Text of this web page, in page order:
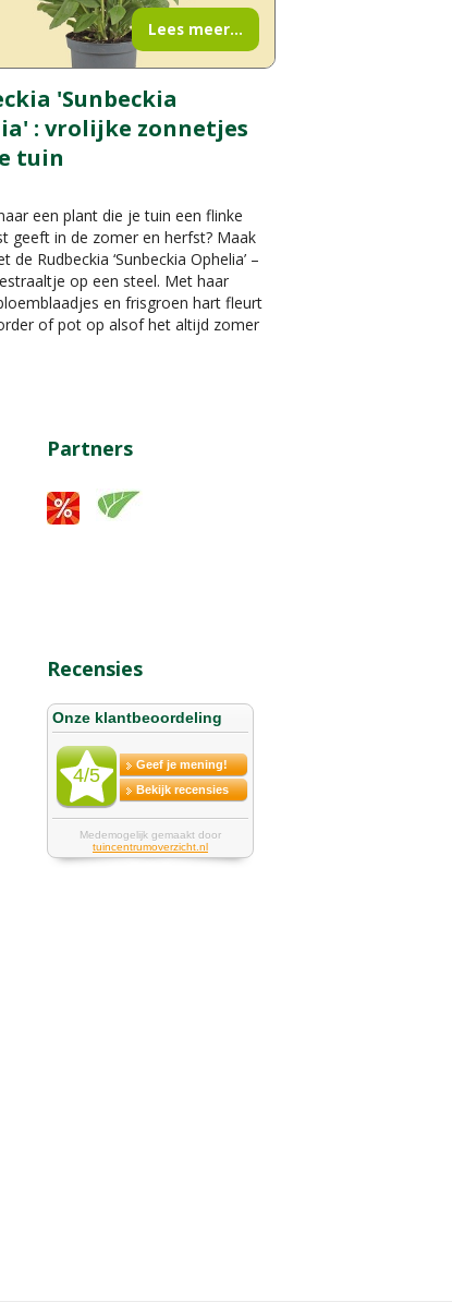
'Sunbeckia
: vrolijke zonnetjes
tuin
een plant die je tuin een flinke
geeft in de zomer en herfst? Maak
de Rudbeckia ‘Sunbeckia Ophelia’ –
op een steel. Met haar
en frisgroen hart fleurt
of pot op alsof het altijd zomer
Lees meer...
Partners
Recensies